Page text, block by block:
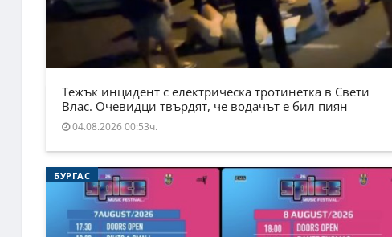
Тежък инцидент с електрическа тротинетка в Свети
Влас. Очевидци твърдят, че водачът е бил пиян
04.08.2026 00:53ч.
БУРГАС